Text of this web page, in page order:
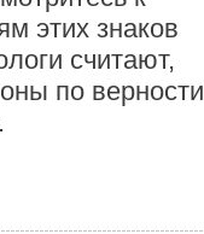
этих знаков
считают,
по верности